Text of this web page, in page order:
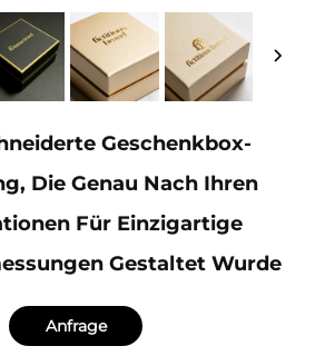
Geschenkbox-
Die Genau Nach Ihren
Für Einzigartige
Gestaltet Wurde
Anfrage